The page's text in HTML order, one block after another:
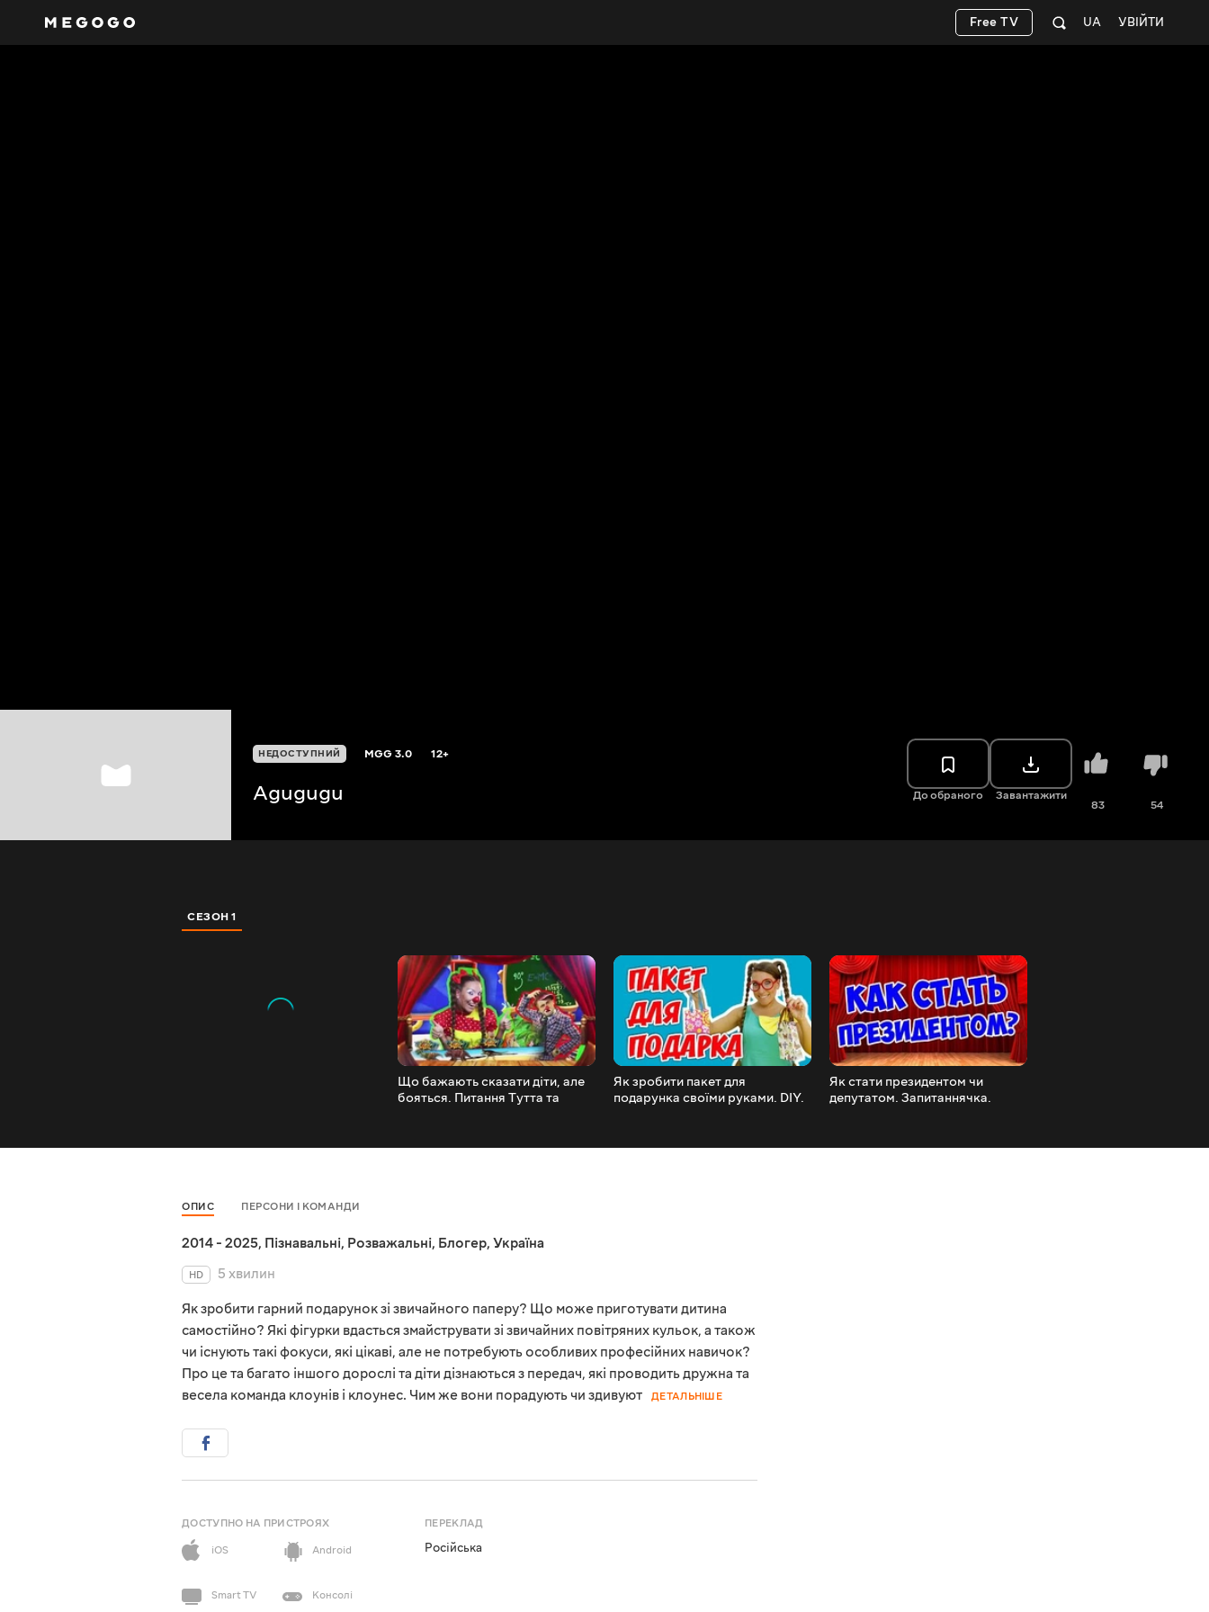
УВІЙТИ
UA
Free TV
НЕДОСТУПНИЙ MGG3.0 12+
Agugugu До обраного Завантажити
83 54
СЕЗОН 1
Що бажають сказати діти, але
бояться. Питання Тутта та
Як зробити пакет для
подарунка своїми руками. DIY.
Як стати президентом чи
депутатом. Запитаннячка.
ОПИС ПЕРСОНИ І КОМАНДИ
2014 - 2025, Пізнавальні, Розважальні, Блогер, Україна
HD
5 хвилин
Як зробити гарний подарунок зі звичайного паперу? Що може приготувати дитина
самостійно? Які фігурки вдасться змайструвати зі звичайних повітряних кульок, а також
чи існують такі фокуси, які цікаві, але не потребують особливих професійних навичок?
Про це та багато іншого дорослі та діти дізнаються з передач, які проводить дружна та
весела команда клоунів і клоунес. Чим же вони порадують чи здивуют
ДЕТАЛЬНІШЕ
ДОСТУПНО НА ПРИСТРОЯХ
iOS
Android
Smart TV Консолі
ПЕРЕКЛАД
Російська